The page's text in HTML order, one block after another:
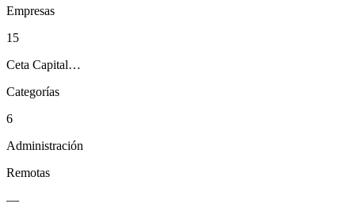
Empresas
15
Ceta Capital…
Categorías
6
Administración
Remotas
—